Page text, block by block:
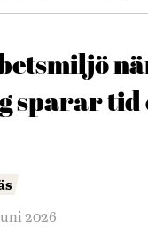
sparar tid
2026